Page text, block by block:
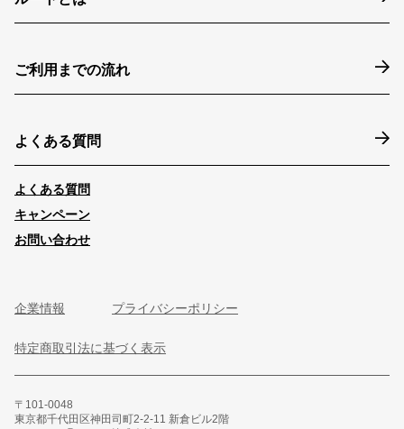
ご利用までの流れ
よくある質問
よくある質問
キャンペーン
お問い合わせ
企業情報 プライバシーポリシー
特定商取引法に基づく表示
〒101-0048
東京都千代田区神田司町2-2-11 新倉ビル2階